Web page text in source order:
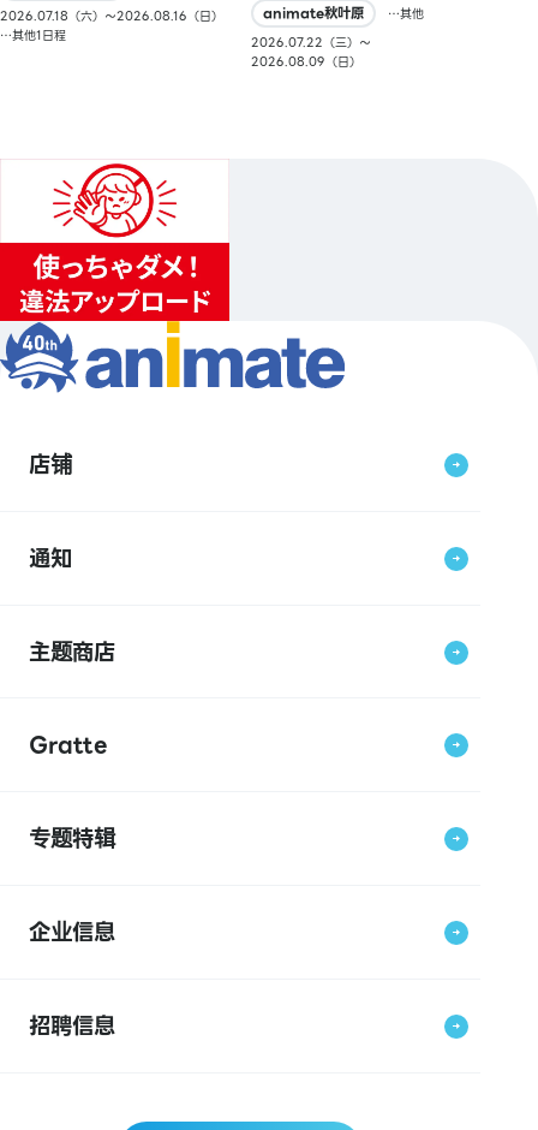
2026.07.18（六）〜2026.08.16（日）
…其他1日程
animate秋叶原
…其他
2026.07.22（三）〜
2026.08.09（日）
店铺
通知
主题商店
Gratte
专题特辑
企业信息
招聘信息